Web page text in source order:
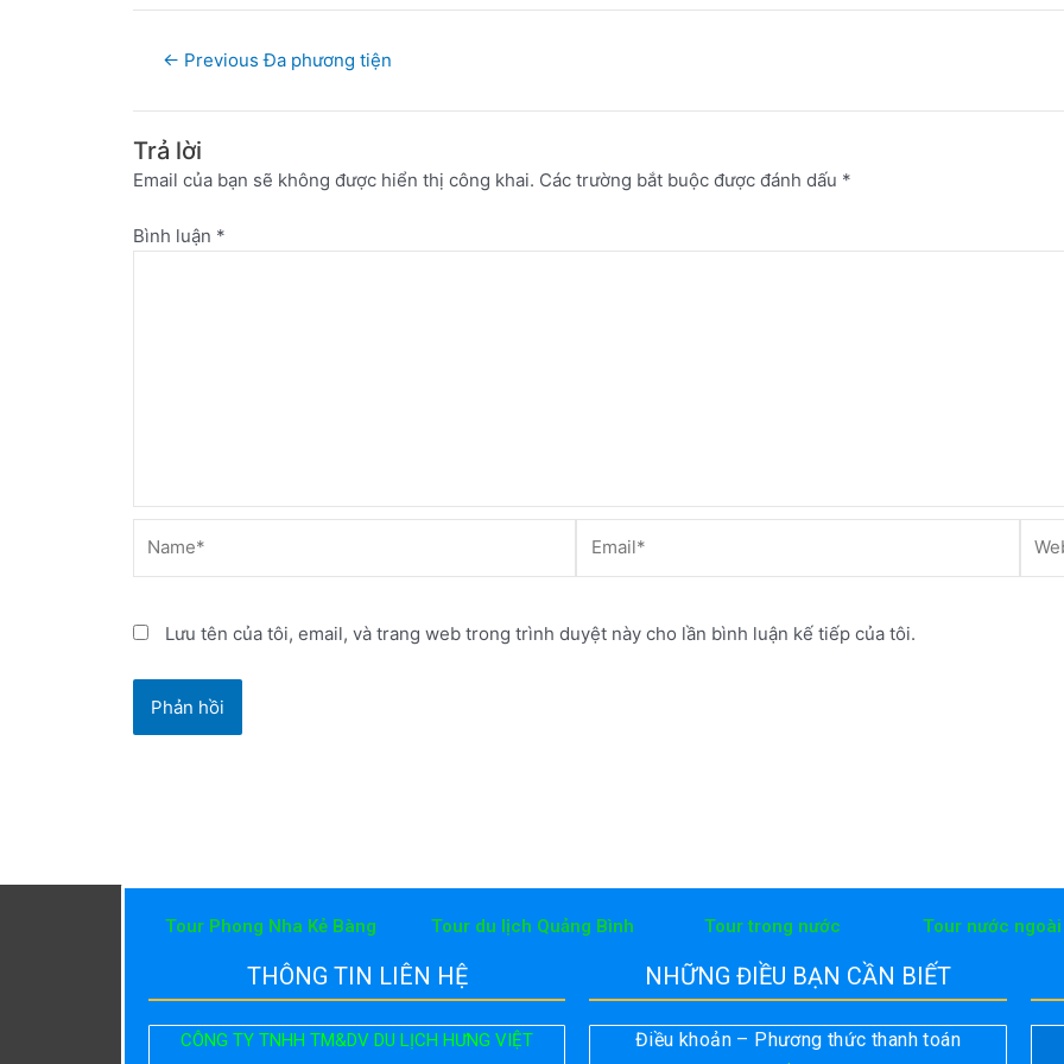
← Previous Đa phương tiện
Trả lời
Email của bạn sẽ không được hiển thị công khai. Các trường bắt buộc được đánh dấu *
Bình luận *
Lưu tên của tôi, email, và trang web trong trình duyệt này cho lần bình luận kế tiếp của tôi.
Tour Phong Nha Kẻ Bàng Tour du lịch Quảng Bình Tour trong nước Tour nước ngoài
THÔNG TIN LIÊN HỆ
CÔNG TY TNHH TM&DV DU LỊCH HƯNG VIỆT
NHỮNG ĐIỀU BẠN CẦN BIẾT
Điều khoản – Phương thức thanh toán